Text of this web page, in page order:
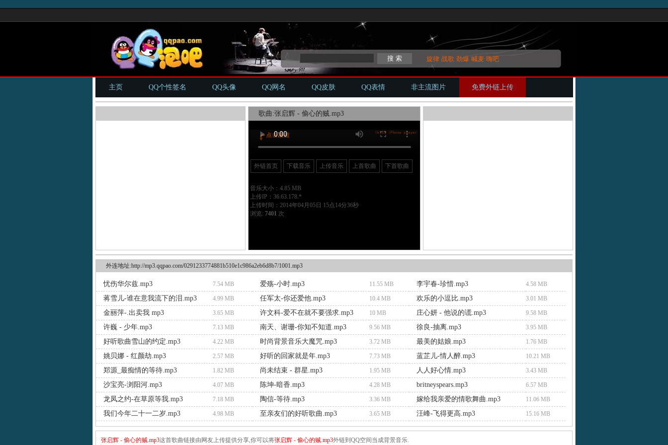
旋律 战歌 劲爆 喊麦 嗨吧
主页 QQ个性签名 QQ头像 QQ网名 QQ皮肤 QQ表情 非主流图片 免费外链上传
歌曲:张启辉 - 偷心的贼.mp3
外链首页 下载音乐 上传音乐 上首歌曲 下首歌曲
音乐大小：4.85 MB
上传IP：36.63.178.*
上传时间：2014年04月05日 15点14分36秒
浏览: 7401 次
外连地址:http://mp3.qqpao.com/0291233774881b510e1c986a2eb6d8b7/1001.mp3
忧伤华尔兹.mp3 7.54 MB 爱殇-小时.mp3 11.55 MB 李宇春-珍惜.mp3 4.58 MB
蒋雪儿-谁在意我流下的泪.mp3 4.99 MB 任军太-你还爱他.mp3 10.4 MB 欢乐的小逗比.mp3 3.01 MB
金丽萍-.出卖我 mp3 3.65 MB 许文科-爱不在就不要强求.mp3 10 MB 庄心妍 - 他说的谎.mp3 9.58 MB
许巍 - 少年.mp3 7.13 MB 南天、谢珊-你知不知道.mp3 9.56 MB 徐良-抽离.mp3 3.95 MB
好听歌曲雪山的约定.mp3 4.22 MB 时尚背景音乐大魔咒.mp3 3.72 MB 最美的姑娘.mp3 1.76 MB
姚贝娜 - 红颜劫.mp3 2.57 MB 好听的回家就是年.mp3 7.73 MB 蓝芷儿-情人醉.mp3 10.21 MB
郑源_最痴情的等待.mp3 1.82 MB 尚未结束 - 群星.mp3 1.95 MB 人人好心情.mp3 3.43 MB
沙宝亮-浏阳河.mp3 4.07 MB 陈坤-暗香.mp3 4.28 MB britneyspears.mp3 6.57 MB
龙凤之约-在草原等我.mp3 7.18 MB 陶信-等待.mp3 3.36 MB 嫁给我亲爱的情歌舞曲.mp3 11.06 MB
我们今年二十一二岁.mp3 4.98 MB 至亲友们的好听歌曲.mp3 3.65 MB 汪峰-飞得更高.mp3 15.16 MB
张启辉 - 偷心的贼.mp3这首歌曲链接由网友上传提供分享,你可以将张启辉 - 偷心的贼.mp3外链到QQ空间当成背景音乐.